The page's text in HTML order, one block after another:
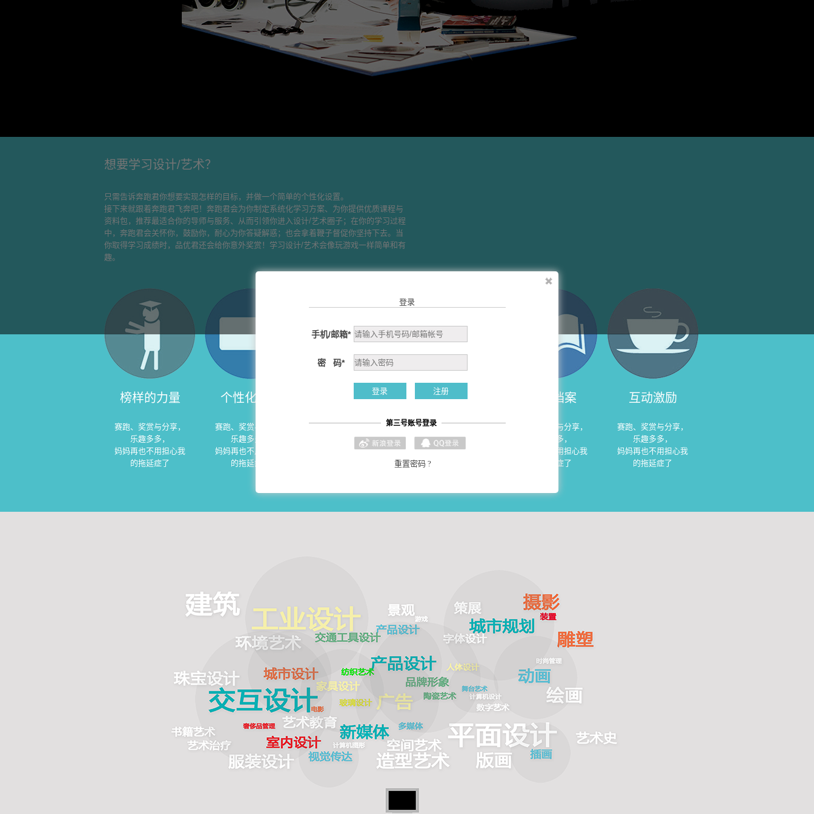
想要学习设计/艺术？
只需告诉奔跑君你想要实现怎样的目标，并做一个简单的个性化设置。
接下来就跟着奔跑君飞奔吧！奔跑君会为你制定系统化学习方案、为你提供优质课程与
资料包，推荐最适合你的导师与服务、从而引领你进入设计/艺术圈子；在你的学习过程
中，奔跑君会关怀你，鼓励你，耐心为你答疑解惑；也会拿着鞭子督促你坚持下去。当
你取得学习成绩时，品优君还会给你意外奖赏！学习设计/艺术会像玩游戏一样简单和有
趣。
榜样的力量
赛跑、奖赏与分享，
乐趣多多，
妈妈再也不用担心我
的拖延症了
个性化学习
赛跑、奖赏与分享，
乐趣多多，
妈妈再也不用担心我
的拖延症了
数据分析
赛跑、奖赏与分享，
乐趣多多，
妈妈再也不用担心我
时间管理
赛跑、奖赏与分享，
乐趣多多，
妈妈再也不用担心我
成长档案
赛跑、奖赏与分享，
乐趣多多，
妈妈再也不用担心我
的拖延症了
互动激励
赛跑、奖赏与分享，
乐趣多多，
妈妈再也不用担心我
的拖延症了
登录
手机/邮箱*
密 码*
注册
第三号账号登录
重置密码 ?